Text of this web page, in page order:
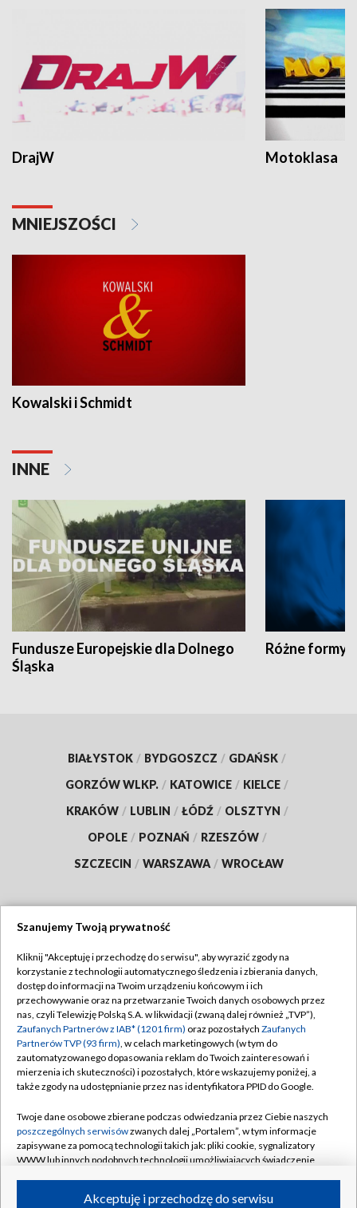
DrajW Motoklasa
MNIEJSZOŚCI
Kowalski i Schmidt
INNE
Fundusze Europejskie dla Dolnego
Śląska
Różne formy
BIAŁYSTOK / BYDGOSZCZ / GDAŃSK /
GORZÓW WLKP. / KATOWICE / KIELCE /
KRAKÓW / LUBLIN / ŁÓDŹ / OLSZTYN /
OPOLE / POZNAŃ / RZESZÓW /
SZCZECIN / WARSZAWA / WROCŁAW
TVP
Abonament TVP
Emisja w TVP
Centrum informacji TVP
Naziemna Telewizja Cyfrowa
Rada Programowa
System NOS
Informacje o nadawcy
Regulamin TVP
Polityka prywatności
Moje zgody
Pomoc
Kontakt
Kanały
Szanujemy Twoją prywatność
Kliknij "Akceptuję i przechodzę do serwisu", aby wyrazić zgody na
korzystanie z technologii automatycznego śledzenia i zbierania danych,
dostęp do informacji na Twoim urządzeniu końcowym i ich
przechowywanie oraz na przetwarzanie Twoich danych osobowych przez
nas, czyli Telewizję Polską S.A. w likwidacji (zwaną dalej również „TVP”),
Zaufanych Partnerów z IAB* (1201 firm) oraz pozostałych Zaufanych
Partnerów TVP (93 firm), w celach marketingowych (w tym do
zautomatyzowanego dopasowania reklam do Twoich zainteresowań i
mierzenia ich skuteczności) i pozostałych, które wskazujemy poniżej, a
także zgody na udostępnianie przez nas identyfikatora PPID do Google.
Twoje dane osobowe zbierane podczas odwiedzania przez Ciebie naszych
poszczególnych serwisówzwanych dalej „Portalem”, w tym informacje
zapisywane za pomocą technologii takich jak: pliki cookie, sygnalizatory
WWW lub innych podobnych technologii umożliwiających świadczenie
ruchu w Internecie.Akceptuję i przechodzę do serwisu